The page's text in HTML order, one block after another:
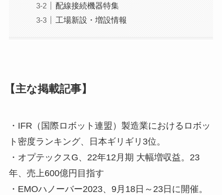
配線接続機器特集
工場新設・増設情報
【主な掲載記事】
・IFR（国際ロボット連盟）製造業におけるロボッ
ト密度ランキング、日本ギリギリ3位。
・オプテックスG、22年12月期 大幅増収益。23
年、売上600億円目指す
・EMOハノーバー2023、9月18日～23日に開催。